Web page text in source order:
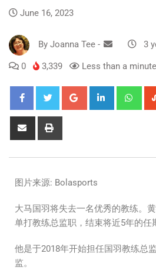
June 16, 2023
By Joanna Tee - 3
0 3,339 Less than a minute
图片来源: Bolasports
大马国羽将失去一名优秀的教练。
单打教练总监职，结束将近5年的任
他是于2018年开始担任国羽教练总
监。